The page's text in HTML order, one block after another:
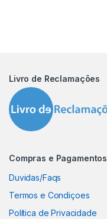
Livro de Reclamações
Compras e Pagamentos
Duvidas/Faqs
Termos e Condiçoes
Política de Privacidade